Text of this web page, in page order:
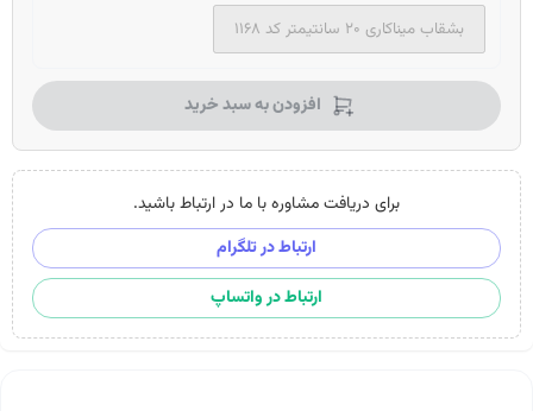
بشقاب میناکاری ۲۰ سانتیمتر کد ۱۱۶۸
افزودن به سبد خرید
برای دریافت مشاوره با ما در ارتباط باشید.
ارتباط در تلگرام
ارتباط در واتساپ